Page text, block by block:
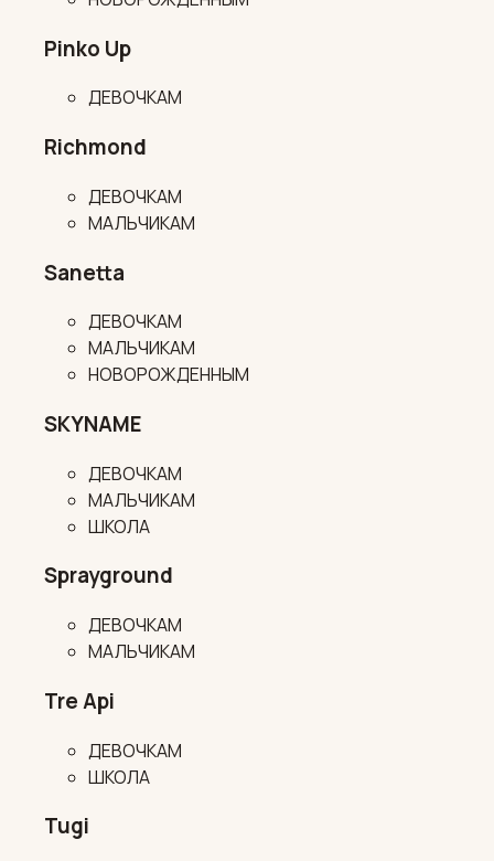
Pinko Up
ДЕВОЧКАМ
Richmond
ДЕВОЧКАМ
МАЛЬЧИКАМ
Sanetta
ДЕВОЧКАМ
МАЛЬЧИКАМ
НОВОРОЖДЕННЫМ
SKYNAME
ДЕВОЧКАМ
МАЛЬЧИКАМ
ШКОЛА
Sprayground
ДЕВОЧКАМ
МАЛЬЧИКАМ
Tre Api
ДЕВОЧКАМ
ШКОЛА
Tugi